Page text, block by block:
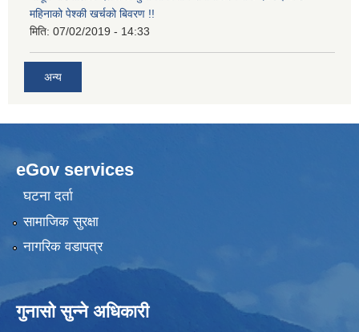
महिनाको पेश्की खर्चको बिवरण !!
मिति: 07/02/2019 - 14:33
अन्य
eGov services
घटना दर्ता
सामाजिक सुरक्षा
नागरिक वडापत्र
गुनासो सुन्ने अधिकारी